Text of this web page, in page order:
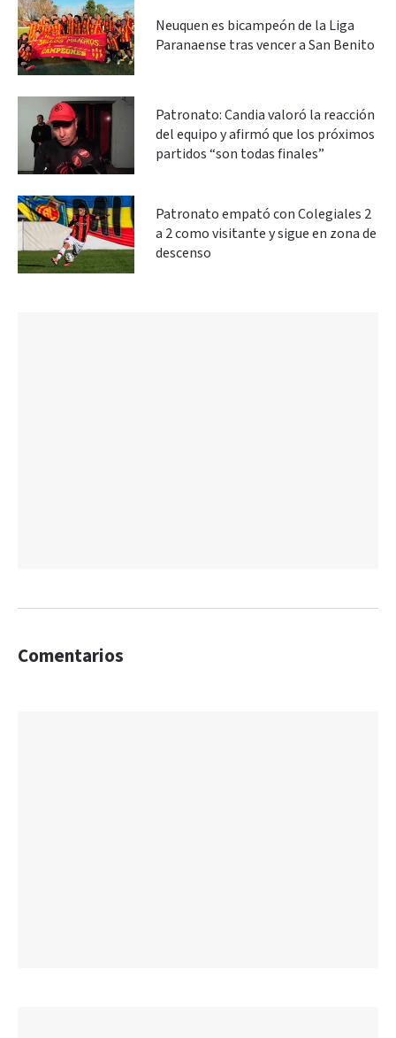
Neuquen es bicampeón de la Liga
Paranaense tras vencer a San Benito
Patronato: Candia valoró la reacción
del equipo y afirmó que los próximos
partidos “son todas finales”
Patronato empató con Colegiales 2
a 2 como visitante y sigue en zona de
descenso
Comentarios